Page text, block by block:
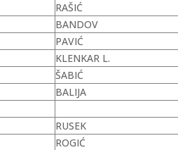
RAŠIĆ
BANDOV
PAVIĆ
KLENKAR L.
ŠABIĆ
BALIJA
RUSEK
ROGIĆ